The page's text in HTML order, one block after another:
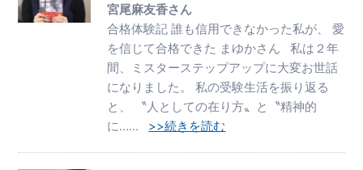
宮尾麻友香さん
合格体験記 誰も信用できなかった私が、 愛
を信じて合格できた まゆかさん 私は２年
間、ミスターステップアップに大変お世話
になりました。 私の受験生活を振り返る
と、 〝人としての在り方〟と〝精神的
に…… >>続きを読む